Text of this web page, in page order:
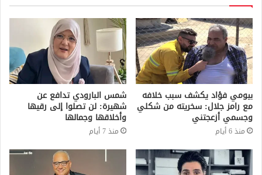
بيومي فؤاد يكشف سبب خلافه
مع رامز جلال: سخريته من شكلي
وجسمي أزعجتني
منذ 6 أيام
شمس البارودي تدافع عن
شهيرة: لن تصلوا إلى رقيها
وأخلاقها وجمالها
منذ 7 أيام